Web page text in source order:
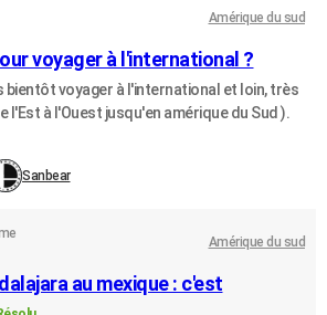
Amérique du sud
voyager à l'international ?
bientôt voyager à l'international et loin, très
l'Est à l'Ouest jusqu'en amérique du Sud ).
Sanbear
Amérique du sud
au mexique : c'est